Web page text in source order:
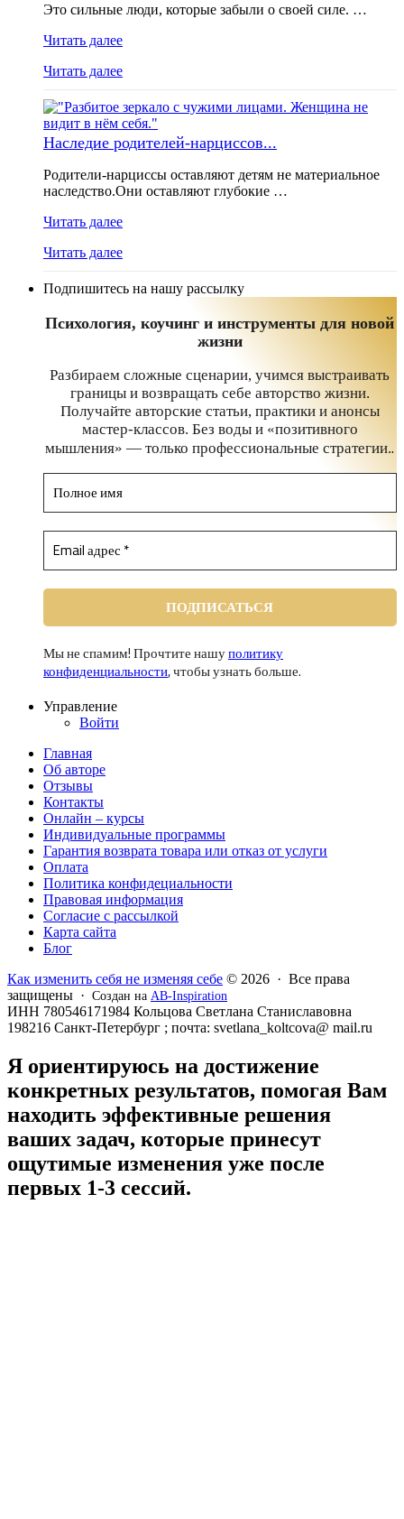
Это сильные люди, которые забыли о своей силе. …
Читать далее
Читать далее
Наследие родителей-нарциссов...
Родители-нарциссы оставляют детям не материальное
наследство.Они оставляют глубокие …
Читать далее
Читать далее
Подпишитесь на нашу рассылку
Психология, коучинг и инструменты для новой
жизни
Разбираем сложные сценарии, учимся выстраивать
границы и возвращать себе авторство жизни.
Получайте авторские статьи, практики и анонсы
мастер-классов. Без воды и «позитивного
мышления» — только профессиональные стратегии..
Мы не спамим! Прочтите нашуполитику
конфиденциальности, чтобы узнать больше.
Управление
Войти
Главная
Об авторе
Отзывы
Контакты
Онлайн – курсы
Индивидуальные программы
Гарантия возврата товара или отказ от услуги
Оплата
Политика конфидециальности
Правовая информация
Согласие с рассылкой
Карта сайта
Блог
Как изменить себя не изменяя себе © 2026 · Все права
защищены · Создан на AB-Inspiration
ИНН 780546171984 Кольцова Светлана Станиславовна
198216 Санкт-Петербург ; почта: svetlana_koltcova@ mail.ru
Я ориентируюсь на достижение
конкретных результатов, помогая Вам
находить эффективные решения
ваших задач, которые принесут
ощутимые изменения уже после
первых 1-3 сессий.